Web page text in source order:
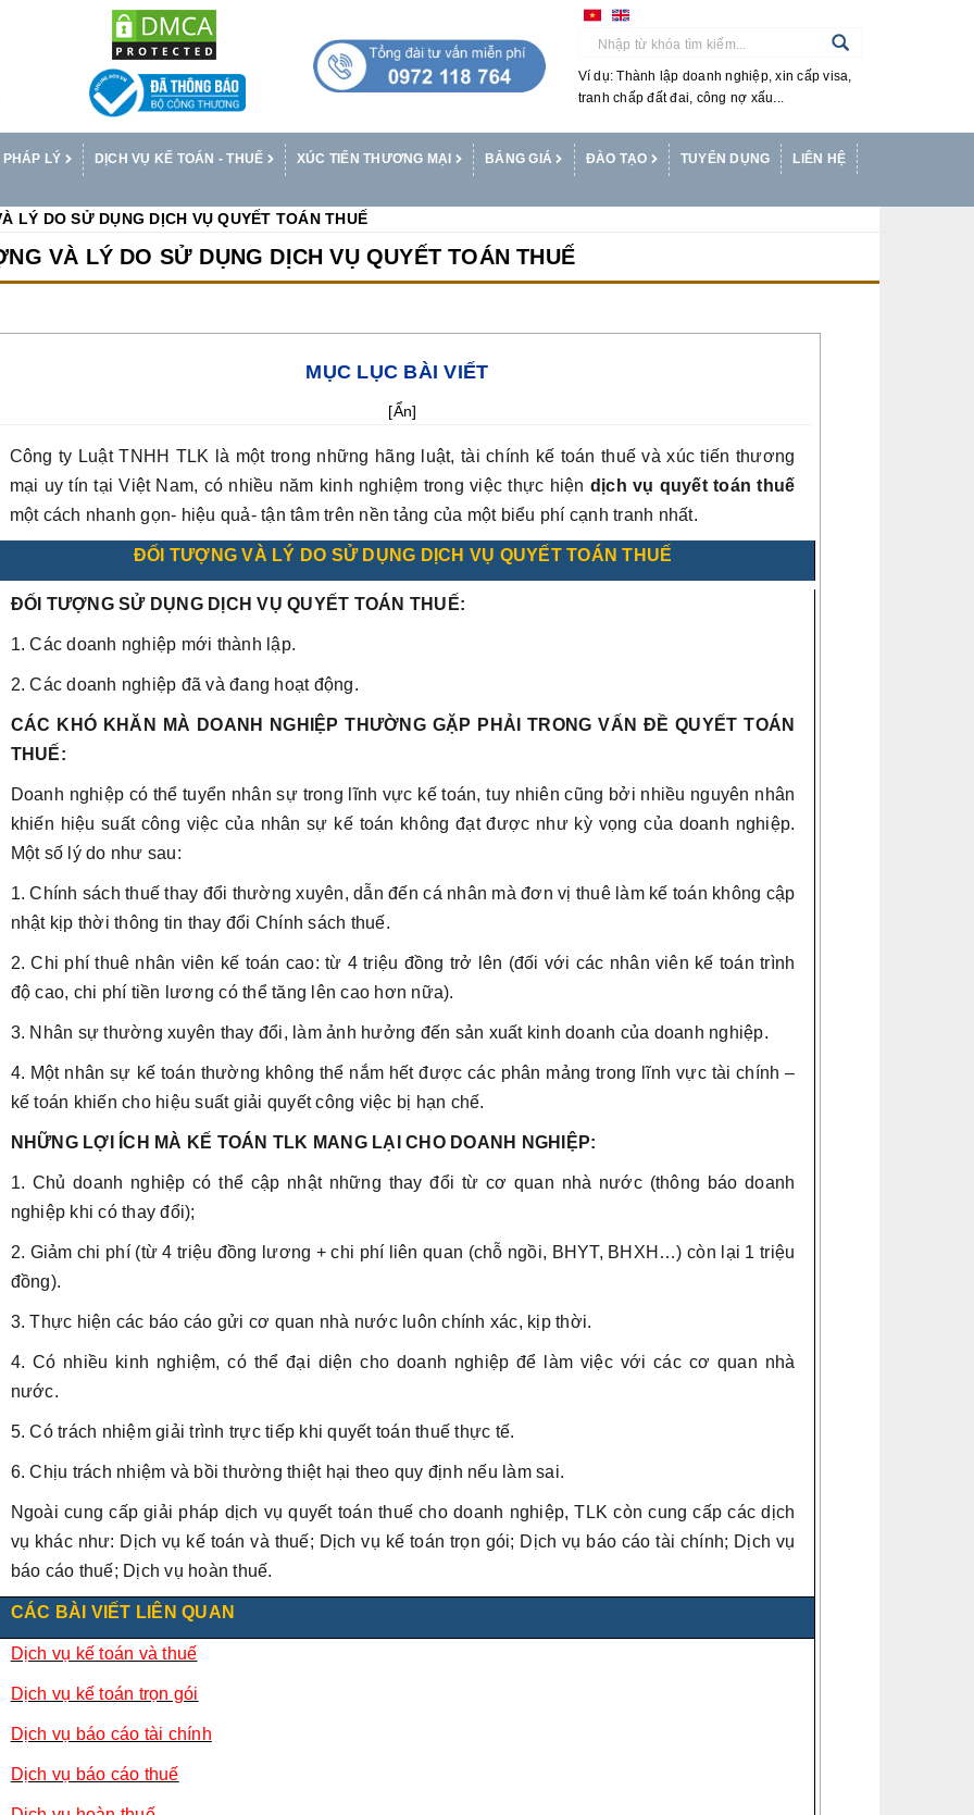
Ví dụ: Thành lập doanh nghiệp, xin cấp visa,
tranh chấp đất đai, công nợ xấu...
PHÁP LÝ DỊCH VỤ KẾ TOÁN - THUẾ XÚC TIẾN THƯƠNG MẠI BẢNG GIÁ ĐÀO TẠO TUYỂN DỤNG LIÊN HỆ
LÝ DO SỬ DỤNG DỊCH VỤ QUYẾT TOÁN THUẾ
VÀ LÝ DO SỬ DỤNG DỊCH VỤ QUYẾT TOÁN THUẾ
MỤC LỤC BÀI VIẾT
[Ẩn]
Công ty Luật TNHH TLK là một trong những hãng luật, tài chính kế toán thuế và xúc tiến thương
mại uy tín tại Việt Nam, có nhiều năm kinh nghiệm trong việc thực hiện dịch vụ quyết toán thuế
một cách nhanh gọn- hiệu quả- tận tâm trên nền tảng của một biểu phí cạnh tranh nhất.
ĐỐI TƯỢNG VÀ LÝ DO SỬ DỤNG DỊCH VỤ QUYẾT TOÁN THUẾ
ĐỐI TƯỢNG SỬ DỤNG DỊCH VỤ QUYẾT TOÁN THUẾ:
1. Các doanh nghiệp mới thành lập.
2. Các doanh nghiệp đã và đang hoạt động.
CÁC KHÓ KHĂN MÀ DOANH NGHIỆP THƯỜNG GẶP PHẢI TRONG VẤN ĐỀ QUYẾT TOÁN
THUẾ:
Doanh nghiệp có thể tuyển nhân sự trong lĩnh vực kế toán, tuy nhiên cũng bởi nhiều nguyên nhân
khiến hiệu suất công việc của nhân sự kế toán không đạt được như kỳ vọng của doanh nghiệp.
Một số lý do như sau:
1. Chính sách thuế thay đổi thường xuyên, dẫn đến cá nhân mà đơn vị thuê làm kế toán không cập
nhật kịp thời thông tin thay đổi Chính sách thuế.
2. Chi phí thuê nhân viên kế toán cao: từ 4 triệu đồng trở lên (đối với các nhân viên kế toán trình
độ cao, chi phí tiền lương có thể tăng lên cao hơn nữa).
3. Nhân sự thường xuyên thay đổi, làm ảnh hưởng đến sản xuất kinh doanh của doanh nghiệp.
4. Một nhân sự kế toán thường không thể nắm hết được các phân mảng trong lĩnh vực tài chính –
kế toán khiến cho hiệu suất giải quyết công việc bị hạn chế.
NHỮNG LỢI ÍCH MÀ KẾ TOÁN TLK MANG LẠI CHO DOANH NGHIỆP:
1. Chủ doanh nghiệp có thể cập nhật những thay đổi từ cơ quan nhà nước (thông báo doanh
nghiệp khi có thay đổi);
2. Giảm chi phí (từ 4 triệu đồng lương + chi phí liên quan (chỗ ngồi, BHYT, BHXH…) còn lại 1 triệu
đồng).
3. Thực hiện các báo cáo gửi cơ quan nhà nước luôn chính xác, kịp thời.
4. Có nhiều kinh nghiệm, có thể đại diện cho doanh nghiệp để làm việc với các cơ quan nhà
nước.
5. Có trách nhiệm giải trình trực tiếp khi quyết toán thuế thực tế.
6. Chịu trách nhiệm và bồi thường thiệt hại theo quy định nếu làm sai.
Ngoài cung cấp giải pháp dịch vụ quyết toán thuế cho doanh nghiệp, TLK còn cung cấp các dịch
vụ khác như: Dịch vụ kế toán và thuế; Dịch vụ kế toán trọn gói; Dịch vụ báo cáo tài chính; Dịch vụ
báo cáo thuế; Dịch vụ hoàn thuế.
CÁC BÀI VIẾT LIÊN QUAN
Dịch vụ kế toán và thuế
Dịch vụ kế toán trọn gói
Dịch vụ báo cáo tài chính
Dịch vụ báo cáo thuế